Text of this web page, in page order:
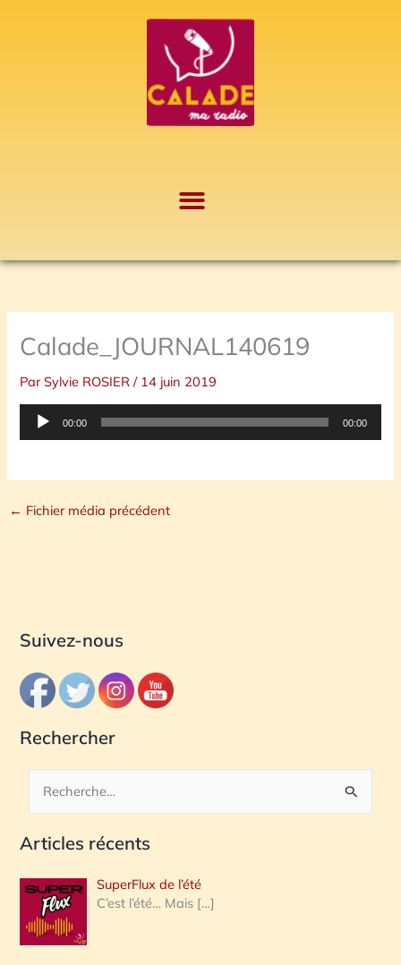
Calade_JOURNAL140619
ParSylvie ROSIER/ 14 juin 2019
Lecteur
00:00 00:00
← Fichier média précédent
Suivez-nous
Rechercher
c
e
r
c
Articles récents
SuperFlux de l’été
C’est l’été… Mais […]